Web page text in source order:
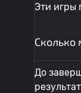
Эти игры
Сколько
До